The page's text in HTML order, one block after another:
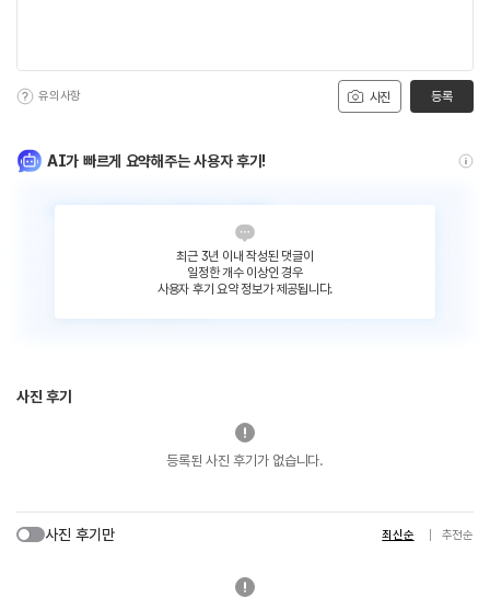
사진
유의사항 등록
AI가 빠르게 요약해주는 사용자 후기!
최근 3년 이내 작성된 댓글이
일정한 개수 이상인 경우
사용자 후기 요약 정보가 제공됩니다.
사진 후기
등록된 사진 후기가 없습니다.
사진 후기만 최신순 추천순